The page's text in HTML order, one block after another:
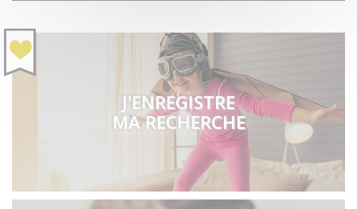
J'ENREGISTRE
MA RECHERCHE